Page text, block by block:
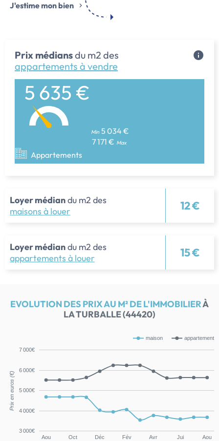
J'estime mon bien
Prix médiansdu m2 des
appartements à vendre
5 635 €
Min 5 034 €
7 171 € Max
Appartements
Loyer médiandu m2 des
maisons à louer
12 €
Loyer médiandu m2 des
appartements à louer
15 €
EVOLUTION DES PRIX AU M² DE L'IMMOBILIERÀ
LA TURBALLE (44420)
maison appartement
Aou Oct Déc Fév Avr Jui Aou
3 000€
4 000€
5 000€
6 000€
7 000€
Prix en euros (€)